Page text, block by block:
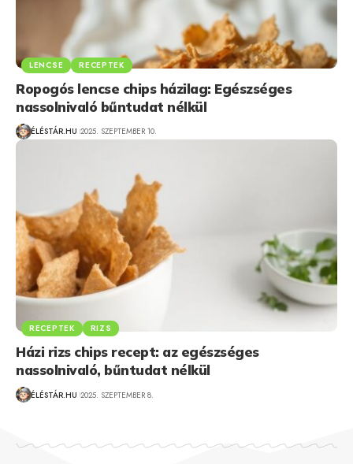
LENCSE RECEPTEK
Ropogós lencse chips házilag: Egészséges
nassolnivaló bűntudat nélkül
ÉLÉSTÁR.HU 2025. SZEPTEMBER 10.
RECEPTEK RIZS
Házi rizs chips recept: az egészséges
nassolnivaló, bűntudat nélkül
ÉLÉSTÁR.HU 2025. SZEPTEMBER 8.